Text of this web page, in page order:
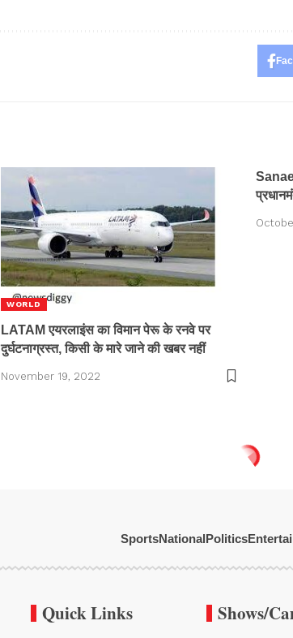
WORLD
LATAM एयरलाइंस का विमान पेरू के रनवे पर
दुर्घटनाग्रस्त, किसी के मारे जाने की खबर नहीं
November 19, 2022
SportsNationalPolitics
Quick Links Shows/